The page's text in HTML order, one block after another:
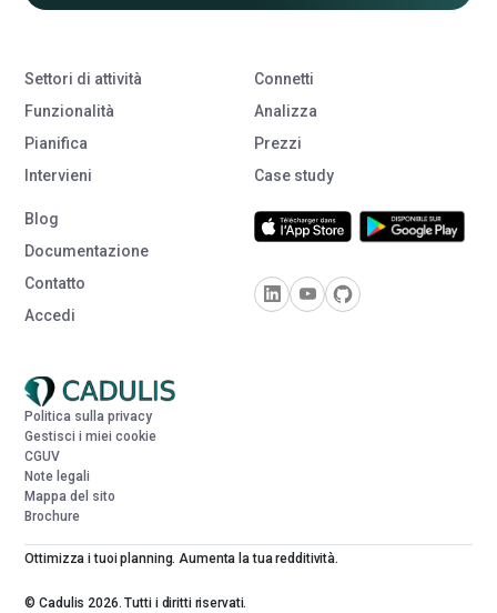
Settori di attività
Funzionalità
Pianifica
Intervieni
Connetti
Analizza
Prezzi
Case study
Blog
Documentazione
Contatto
Accedi
Politica sulla privacy
Gestisci i miei cookie
CGUV
Note legali
Mappa del sito
Brochure
Ottimizza i tuoi planning. Aumenta la tua redditività.
© Cadulis 2026. Tutti i diritti riservati.